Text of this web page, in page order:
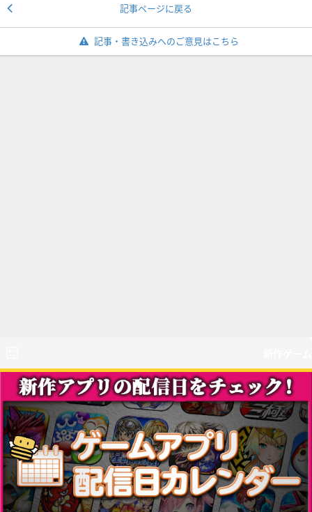
記事ページに戻る
記事・書き込みへのご意見はこちら